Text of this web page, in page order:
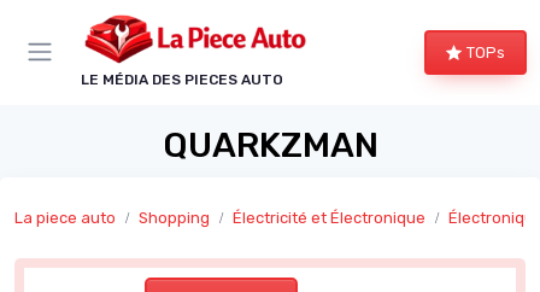
LE MÉDIA DES PIECES AUTO
TOPs
QUARKZMAN
La piece auto Shopping Électricité et Électronique
Panneau de gestion des cookies